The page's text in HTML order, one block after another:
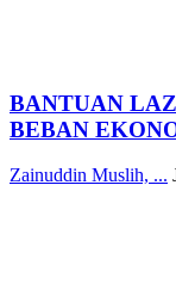
BANTUAN
BEBAN
Zainuddin Muslih, ...